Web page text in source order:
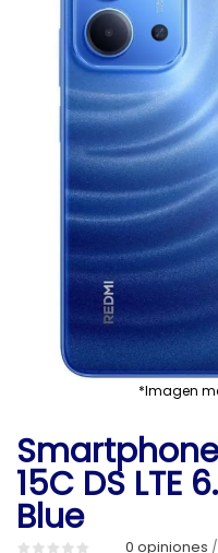
*Imagen
15C DS LTE
Blue
0 opiniones /